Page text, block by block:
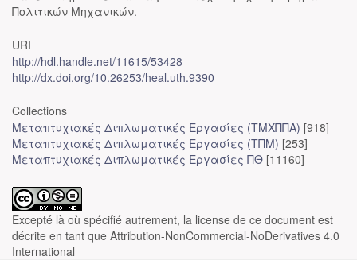
Πολιτικών Μηχανικών.
URI
http://hdl.handle.net/11615/53428
http://dx.doi.org/10.26253/heal.uth.9390
Collections
Μεταπτυχιακές Διπλωματικές Εργασίες (ΤΜΧΠΠΑ) [918]
Μεταπτυχιακές Διπλωματικές Εργασίες (ΤΠΜ) [253]
Μεταπτυχιακές Διπλωματικές Εργασίες ΠΘ [11160]
Excepté là où spécifié autrement, la license de ce document est
décrite en tant que Attribution-NonCommercial-NoDerivatives 4.0
International